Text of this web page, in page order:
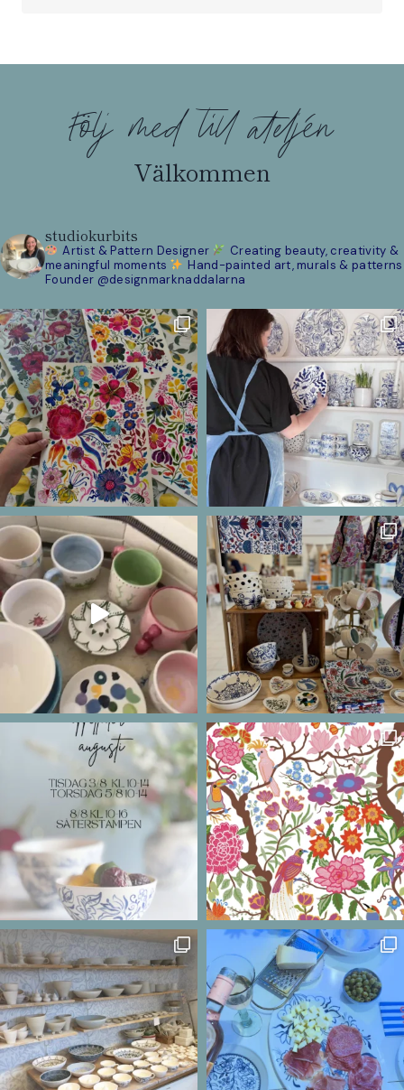
Följ med till ateljén
Välkommen
studiokurbits
Artist & Pattern Designer
Creating beauty, creativity &
meaningful moments
Hand-painted art, murals & patterns
Founder @designmarknaddalarna